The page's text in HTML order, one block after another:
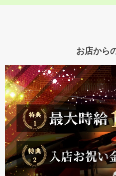
お店から